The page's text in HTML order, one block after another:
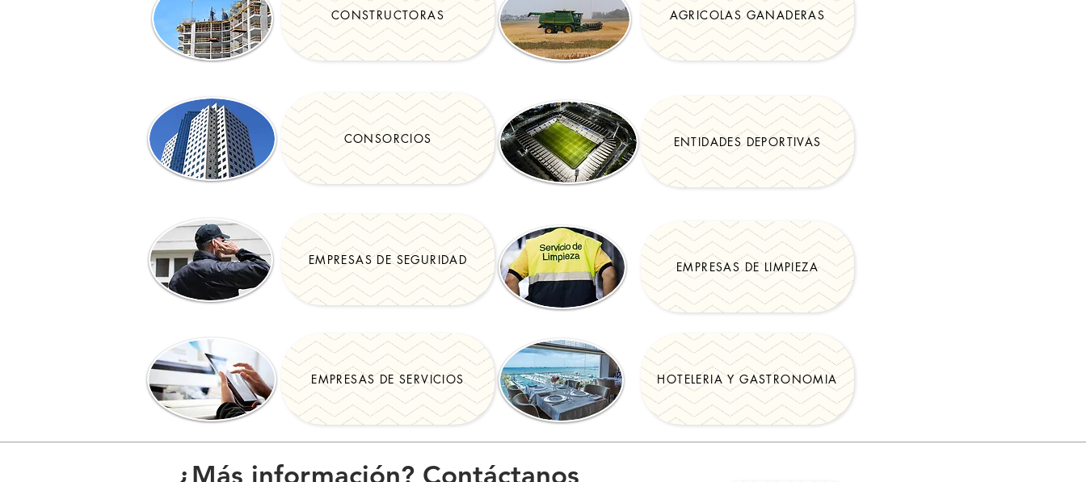
CONSTRUCTORAS AGRICOLAS GANADERAS
CONSORCIOS ENTIDADES DEPORTIVAS
EMPRESAS DE SEGURIDAD EMPRESAS DE LIMPIEZA
EMPRESAS DE SERVICIOS HOTELERIA Y GASTRONOMIA
¿Más información? Contáctanos